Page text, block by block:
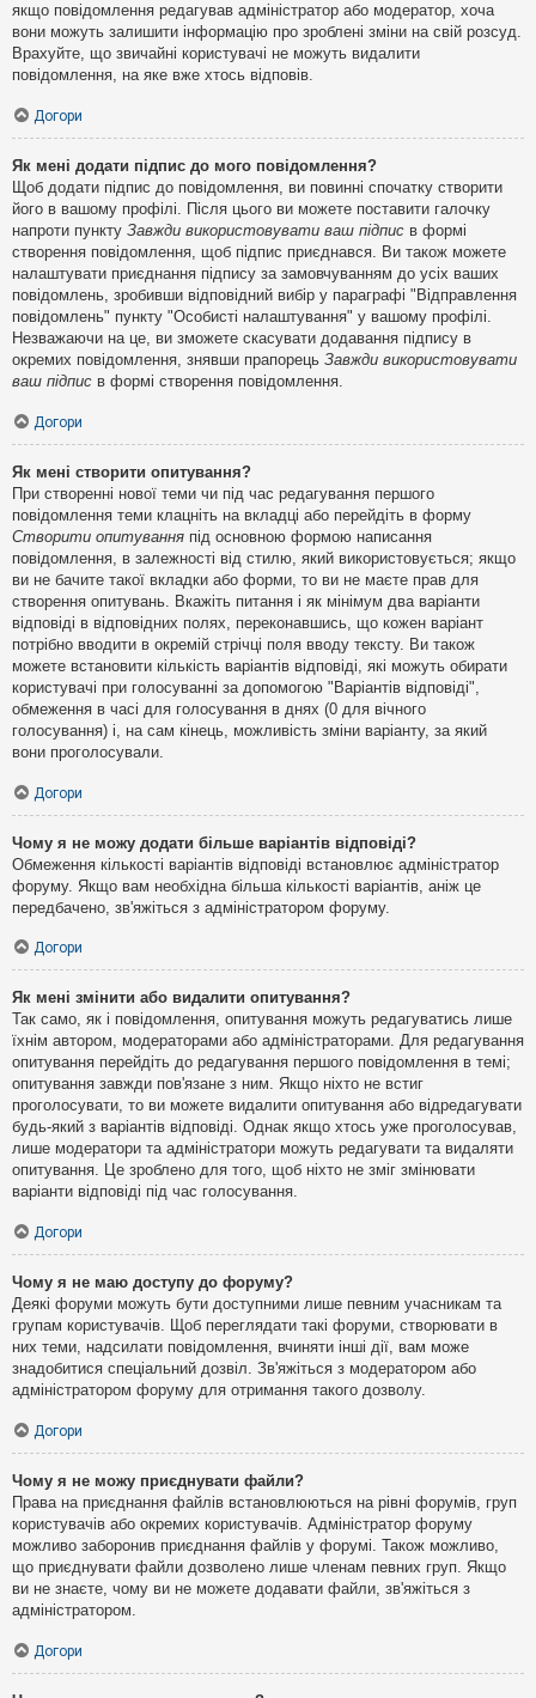
якщо повідомлення редагував адміністратор або модератор, хоча
вони можуть залишити інформацію про зроблені зміни на свій розсуд.
Врахуйте, що звичайні користувачі не можуть видалити
повідомлення, на яке вже хтось відповів.
Догори
Як мені додати підпис до мого повідомлення?
Щоб додати підпис до повідомлення, ви повинні спочатку створити
його в вашому профілі. Після цього ви можете поставити галочку
напроти пункту Завжди використовувати ваш підпис в формі
створення повідомлення, щоб підпис приєднався. Ви також можете
налаштувати приєднання підпису за замовчуванням до усіх ваших
повідомлень, зробивши відповідний вибір у параграфі "Відправлення
повідомлень" пункту "Особисті налаштування" у вашому профілі.
Незважаючи на це, ви зможете скасувати додавання підпису в
окремих повідомлення, знявши прапорець Завжди використовувати
ваш підпис в формі створення повідомлення.
Догори
Як мені створити опитування?
При створенні нової теми чи під час редагування першого
повідомлення теми клацніть на вкладці або перейдіть в форму
Створити опитування під основною формою написання
повідомлення, в залежності від стилю, який використовується; якщо
ви не бачите такої вкладки або форми, то ви не маєте прав для
створення опитувань. Вкажіть питання і як мінімум два варіанти
відповіді в відповідних полях, переконавшись, що кожен варіант
потрібно вводити в окремій стрічці поля вводу тексту. Ви також
можете встановити кількість варіантів відповіді, які можуть обирати
користувачі при голосуванні за допомогою "Варіантів відповіді",
обмеження в часі для голосування в днях (0 для вічного
голосування) і, на сам кінець, можливість зміни варіанту, за який
вони проголосували.
Догори
Чому я не можу додати більше варіантів відповіді?
Обмеження кількості варіантів відповіді встановлює адміністратор
форуму. Якщо вам необхідна більша кількості варіантів, аніж це
передбачено, зв'яжіться з адміністратором форуму.
Догори
Як мені змінити або видалити опитування?
Так само, як і повідомлення, опитування можуть редагуватись лише
їхнім автором, модераторами або адміністраторами. Для редагування
опитування перейдіть до редагування першого повідомлення в темі;
опитування завжди пов'язане з ним. Якщо ніхто не встиг
проголосувати, то ви можете видалити опитування або відредагувати
будь-який з варіантів відповіді. Однак якщо хтось уже проголосував,
лише модератори та адміністратори можуть редагувати та видаляти
опитування. Це зроблено для того, щоб ніхто не зміг змінювати
варіанти відповіді під час голосування.
Догори
Чому я не маю доступу до форуму?
Деякі форуми можуть бути доступними лише певним учасникам та
групам користувачів. Щоб переглядати такі форуми, створювати в
них теми, надсилати повідомлення, вчиняти інші дії, вам може
знадобитися спеціальний дозвіл. Зв'яжіться з модератором або
адміністратором форуму для отримання такого дозволу.
Догори
Чому я не можу приєднувати файли?
Права на приєднання файлів встановлюються на рівні форумів, груп
користувачів або окремих користувачів. Адміністратор форуму
можливо заборонив приєднання файлів у форумі. Також можливо,
що приєднувати файли дозволено лише членам певних груп. Якщо
ви не знаєте, чому ви не можете додавати файли, зв'яжіться з
адміністратором.
Догори